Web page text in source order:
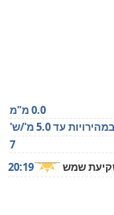
0.0 מ"מ
במהירויות עד 5.0 מ'/ש'
7
שמש 20:19